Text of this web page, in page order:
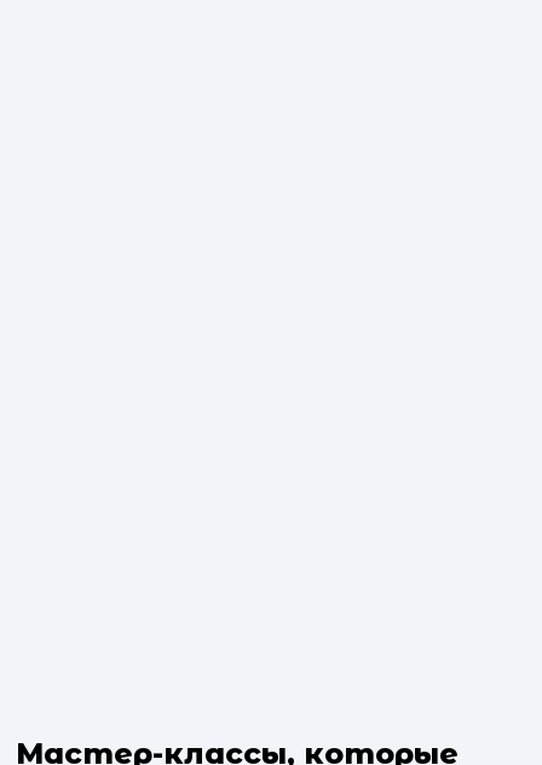
Мастер-классы, которые